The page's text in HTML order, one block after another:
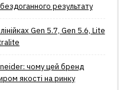
результату
Gen 5.7, Gen 5.6, Lite
чому цей бренд
якості на ринку